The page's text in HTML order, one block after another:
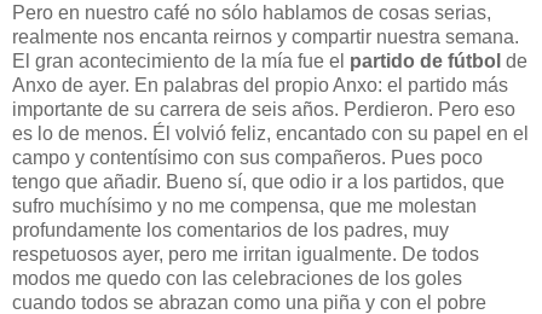
Pero en nuestro café no sólo hablamos de cosas serias,
realmente nos encanta reirnos y compartir nuestra semana.
El gran acontecimiento de la mía fue el partido de fútbol de
Anxo de ayer. En palabras del propio Anxo: el partido más
importante de su carrera de seis años. Perdieron. Pero eso
es lo de menos. Él volvió feliz, encantado con su papel en el
campo y contentísimo con sus compañeros. Pues poco
tengo que añadir. Bueno sí, que odio ir a los partidos, que
sufro muchísimo y no me compensa, que me molestan
profundamente los comentarios de los padres, muy
respetuosos ayer, pero me irritan igualmente. De todos
modos me quedo con las celebraciones de los goles
cuando todos se abrazan como una piña y con el pobre